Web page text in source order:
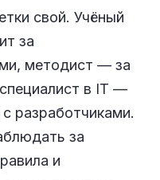
свой. Учёный
за
методист — за
в IT —
разработчиками.
за
и